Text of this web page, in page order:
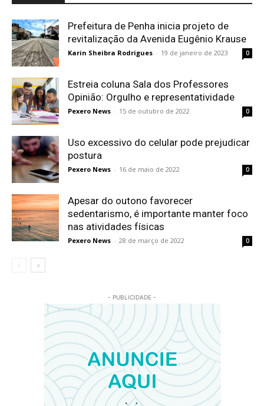
Prefeitura de Penha inicia projeto de
revitalização da Avenida Eugênio Krause
Karin Sheibra Rodrigues - 19 de janeiro de 2023 0
Estreia coluna Sala dos Professores
Opinião: Orgulho e representatividade
Pexero News - 15 de outubro de 2022 0
Uso excessivo do celular pode prejudicar
postura
Pexero News - 16 de maio de 2022 0
Apesar do outono favorecer
sedentarismo, é importante manter foco
nas atividades físicas
Pexero News - 28 de março de 2022 0
- PUBLICIDADE -